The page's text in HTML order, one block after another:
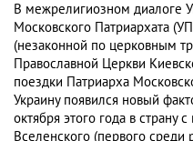
В межрелигиозном диалоге
Московского Патриархата
(незаконной по церковным
Православной Церкви
поездки Патриарха
Украину появился новый
октября этого года в страну
Вселенского (первого